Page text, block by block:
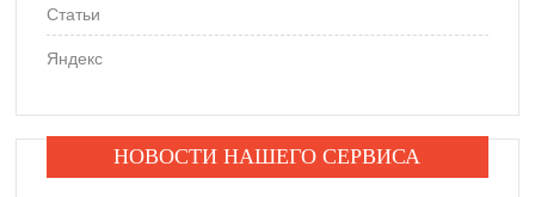
Статьи
Яндекс
НОВОСТИ НАШЕГО СЕРВИСА